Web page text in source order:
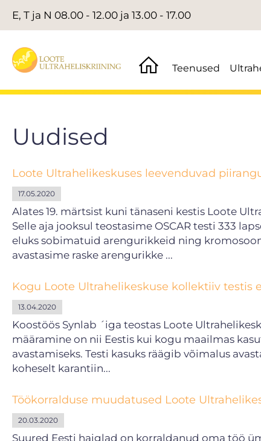
E, T ja N 08.00 - 12.00 ja 13.00 - 17.00
Teenused
Uudised
Loote Ultrahelikeskuses leevenduvad
17.05.2020
Alates 19. märtsist kuni tänaseni kestis Loote
Selle aja jooksul teostasime OSCAR testi 333
eluks sobimatuid arengurikkeid ning
avastasime raske arengurikke ...
Kogu Loote Ultrahelikeskuse kollektiiv testis
13.04.2020
Koostöös Synlab ´iga teostas Loote
määramine on nii Eestis kui kogu maailmas
avastamiseks. Testi kasuks räägib võimalus
koheselt karantiin...
Töökorralduse muudatused Loote
20.03.2020
Suured Eesti haiglad on korraldanud oma töö